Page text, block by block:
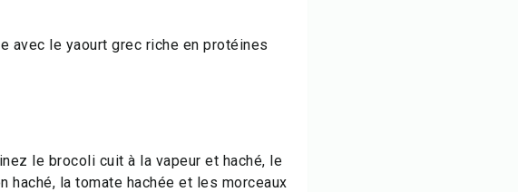
avec le yaourt grec riche en protéines
le brocoli cuit à la vapeur et haché, le
haché, la tomate hachée et les morceaux